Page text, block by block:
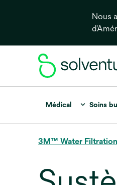
Nous
Médical Soins
3M™ Water